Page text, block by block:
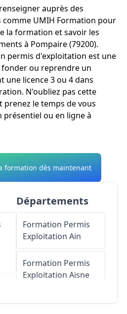
auprès des
UMIH Formation pour
la formation et savoir les
à Pompaire (79200).
permis d'exploitation est une
ou reprendre un
une licence 3 ou 4 dans
N'oubliez pas cette
prenez le temps de vous
présentiel ou en ligne à
formation dès maintenant
Départements
Formation Permis
Exploitation Ain
Formation Permis
Exploitation Aisne
Formation Permis